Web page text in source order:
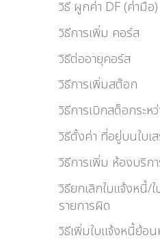
วิธี ผูกค่า DF (ค่ามือ)
วิธีการเพิ่ม คอร์ส
วิธีต่ออายุคอร์ส
วิธีการเพิ่มสต๊อก
วิธีการเบิกสต็อกระห
วิธีตั้งค่า ที่อยู่บนใบเ
วิธีการเพิ่ม ห้องบริก
วิธียกเลิกใบแจ้งหนี้/
รายการผิด
วิธีเพิ่มใบแจ้งหนี้ย้อ